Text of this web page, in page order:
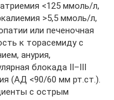
<125 ммоль/л,
>5,5 ммоль/л,
или печеночная
к торасемиду с
анурия,
блокада II–III
(АД <90/60 мм рт.ст.).
с острым